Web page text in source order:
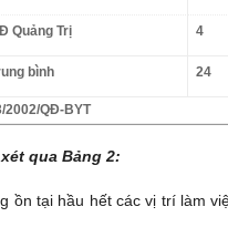
Quảng Trị 4
bình 24
2002/QĐ-BYT
qua Bảng 2:
ồn tại hầu hết các vị trí làm